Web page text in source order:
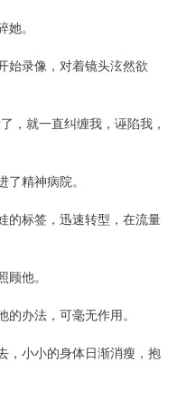
。
始录像，对着镜头泫然欲
，就一直纠缠我，诬陷我，
精神病院。
的标签，迅速转型，在流量
他。
办法，可毫无作用。
，小小的身体日渐消瘦，抱